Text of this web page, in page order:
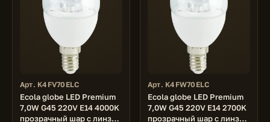
Арт. K4FV70ELC
Ecola globe LED Premium
7,0W G45 220V E14 4000K
прозрачный шар с линзой
Арт. K4FW70ELC
Ecola globe LED Premium
7,0W G45 220V E14 2700K
прозрачный шар с линзой